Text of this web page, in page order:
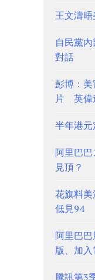
王文濤
自民黨
對話
彭博：
片 英偉
半年港
阿里巴
見頂？
花旗料
低見94
阿里巴
版、加
騰訊第3